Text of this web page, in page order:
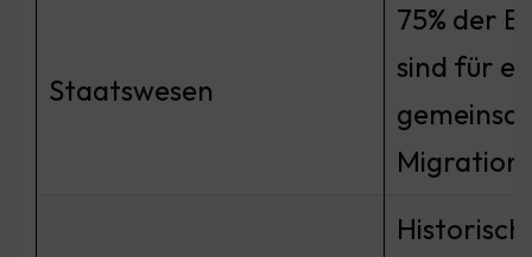
Staatswesen
75% der
sind für